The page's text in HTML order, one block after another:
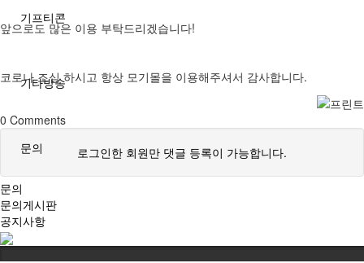
기프티콘
기타방송
문의
문의
문의게시판
공지사항
앞으로도 많은 이용 부탁드리겠습니다!
코로나 조심 하시고 항상 모기몰을 이용해주셔서 감사합니다.
0 Comments
로그인한 회원만 댓글 등록이 가능합니다.